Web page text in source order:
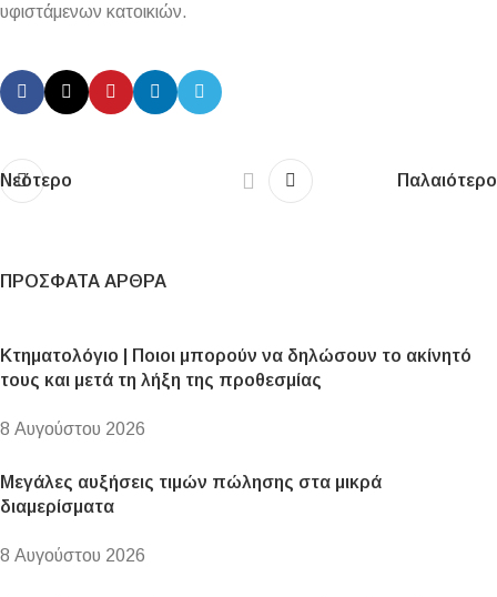
υφιστάμενων κατοικιών.
Νεότερο Παλαιότερο
ΠΡΌΣΦΑΤΑ ΆΡΘΡΑ
Κτηματολόγιο | Ποιοι μπορούν να δηλώσουν το ακίνητό
τους και μετά τη λήξη της προθεσμίας
8 Αυγούστου 2026
Μεγάλες αυξήσεις τιμών πώλησης στα μικρά
διαμερίσματα
8 Αυγούστου 2026